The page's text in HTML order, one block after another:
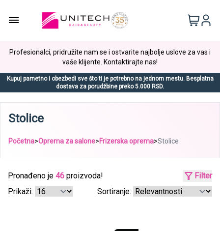
Profesionalci, pridružite nam se i ostvarite najbolje uslove za vas i
vaše klijente. Kontaktirajte nas!
Kupuj pametno i obezbedi sve što ti je potrebno na jednom mestu. Besplatna
dostava za porudžbine preko 5.000 RSD.
Stolice
Početna>Oprema za salone>Frizerska oprema>Stolice
Pronađeno je 46 proizvoda!
Filter
Prikaži:
Sortiranje: